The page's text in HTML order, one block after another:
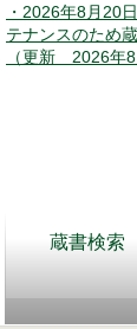
・2026年8月20
テナンスのため
（更新 2026年8
蔵書検索